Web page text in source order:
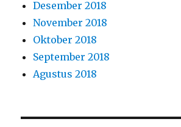
Desember 2018
November 2018
Oktober 2018
September 2018
Agustus 2018